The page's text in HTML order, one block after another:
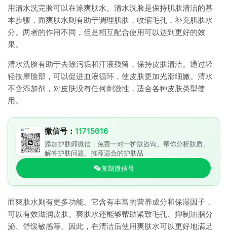
用清水洗完脸可以在涂爽肤水。清水洗脸是保持肌肤清洁的基
本步骤，而爽肤水则有助于调理肌肤，收缩毛孔，补充肌肤水
分。两者的作用不同，但是相互配合使用可以达到更好的效
果。
清水洗脸有助于去除污垢和汗液残留，保持皮肤清洁。通过轻
轻按摩脸部，可以促进血液循环，使皮肤更加光滑细嫩。清水
不含添加剂，对皮肤没有任何刺激性，适合各种皮肤类型使
用。
微信号： 11715616
添加护肤师微信，免费一对一护肤咨询。帮你分析肤质、
解答护肤问题、推荐适合的护肤品
复制微信号
而爽肤水则有更多功能。它含有丰富的营养成分和保湿因子，
可以有效滋润皮肤。爽肤水还能够帮助紧致毛孔、抑制油脂分
泌、舒缓敏感等。因此，在清洁后使用爽肤水可以更好地满足